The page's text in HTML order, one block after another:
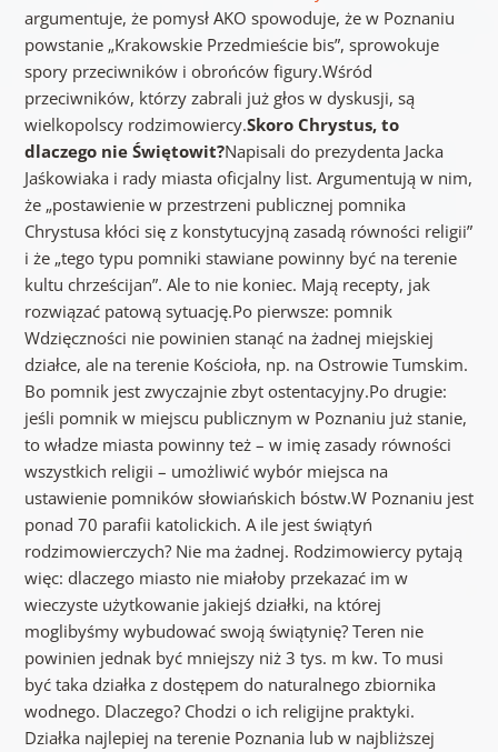
argumentuje, że pomysł AKO spowoduje, że w Poznaniu
powstanie „Krakowskie Przedmieście bis”, sprowokuje
spory przeciwników i obrońców figury.Wśród
przeciwników, którzy zabrali już głos w dyskusji, są
wielkopolscy rodzimowiercy.Skoro Chrystus, to
dlaczego nie Świętowit?Napisali do prezydenta Jacka
Jaśkowiaka i rady miasta oficjalny list. Argumentują w nim,
że „postawienie w przestrzeni publicznej pomnika
Chrystusa kłóci się z konstytucyjną zasadą równości religii”
i że „tego typu pomniki stawiane powinny być na terenie
kultu chrześcijan”. Ale to nie koniec. Mają recepty, jak
rozwiązać patową sytuację.Po pierwsze: pomnik
Wdzięczności nie powinien stanąć na żadnej miejskiej
działce, ale na terenie Kościoła, np. na Ostrowie Tumskim.
Bo pomnik jest zwyczajnie zbyt ostentacyjny.Po drugie:
jeśli pomnik w miejscu publicznym w Poznaniu już stanie,
to władze miasta powinny też – w imię zasady równości
wszystkich religii – umożliwić wybór miejsca na
ustawienie pomników słowiańskich bóstw.W Poznaniu jest
ponad 70 parafii katolickich. A ile jest świątyń
rodzimowierczych? Nie ma żadnej. Rodzimowiercy pytają
więc: dlaczego miasto nie miałoby przekazać im w
wieczyste użytkowanie jakiejś działki, na której
moglibyśmy wybudować swoją świątynię? Teren nie
powinien jednak być mniejszy niż 3 tys. m kw. To musi
być taka działka z dostępem do naturalnego zbiornika
wodnego. Dlaczego? Chodzi o ich religijne praktyki.
Działka najlepiej na terenie Poznania lub w najbliższej